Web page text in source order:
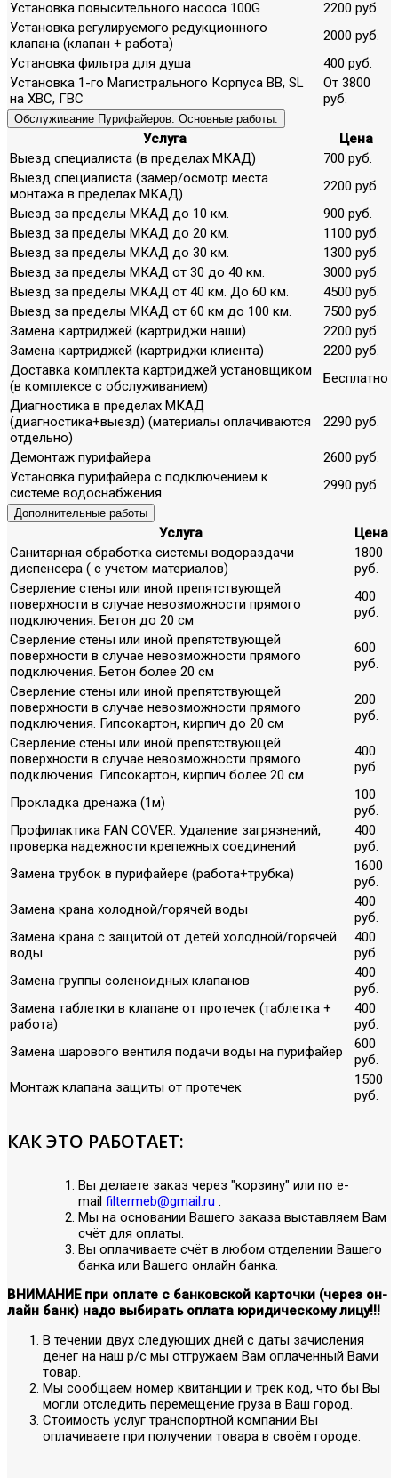
Установка повысительного насоса 100G
2200 руб.
Установка регулируемого редукционного
клапана (клапан + работа)
2000 руб.
Установка фильтра для душа
400 руб.
Установка 1-го Магистрального Корпуса ВВ, SL
на ХВС, ГВС
От 3800
руб.
Обслуживание Пурифайеров. Основные работы.
Услуга
Цена
Выезд специалиста (в пределах МКАД)
700 руб.
Выезд специалиста (замер/осмотр места
монтажа в пределах МКАД)
2200 руб.
Выезд за пределы МКАД до 10 км.
900 руб.
Выезд за пределы МКАД до 20 км.
1100 руб.
Выезд за пределы МКАД до 30 км.
1300 руб.
Выезд за пределы МКАД от 30 до 40 км.
3000 руб.
Выезд за пределы МКАД от 40 км. До 60 км.
4500 руб.
Выезд за пределы МКАД от 60 км до 100 км.
7500 руб.
Замена картриджей (картриджи наши)
2200 руб.
Замена картриджей (картриджи клиента)
2200 руб.
Доставка комплекта картриджей установщиком
(в комплексе с обслуживанием)
Бесплатно
Диагностика в пределах МКАД
(диагностика+выезд) (материалы оплачиваются
отдельно)
2290 руб.
Демонтаж пурифайера
2600 руб.
Установка пурифайера с подключением к
системе водоснабжения
2990 руб.
Дополнительные работы
Услуга
Цена
Санитарная обработка системы водораздачи
диспенсера ( с учетом материалов)
1800
руб.
Сверление стены или иной препятствующей
поверхности в случае невозможности прямого
подключения. Бетон до 20 см
400
руб.
Сверление стены или иной препятствующей
поверхности в случае невозможности прямого
подключения. Бетон более 20 см
600
руб.
Сверление стены или иной препятствующей
поверхности в случае невозможности прямого
подключения. Гипсокартон, кирпич до 20 см
200
руб.
Сверление стены или иной препятствующей
поверхности в случае невозможности прямого
подключения. Гипсокартон, кирпич более 20 см
400
руб.
Прокладка дренажа (1м)
100
руб.
Профилактика FAN COVER. Удаление загрязнений,
проверка надежности крепежных соединений
400
руб.
Замена трубок в пурифайере (работа+трубка)
1600
руб.
Замена крана холодной/горячей воды
400
руб.
Замена крана с защитой от детей холодной/горячей
воды
400
руб.
Замена группы соленоидных клапанов
400
руб.
Замена таблетки в клапане от протечек (таблетка +
работа)
400
руб.
Замена шарового вентиля подачи воды на пурифайер
600
руб.
Монтаж клапана защиты от протечек
1500
руб.
КАК ЭТО РАБОТАЕТ:
Вы делаете заказ через "корзину" или по е-
mail filtermeb@gmail.ru .
Мы на основании Вашего заказа выставляем Вам
счёт для оплаты.
Вы оплачиваете счёт в любом отделении Вашего
банка или Вашего онлайн банка.
ВНИМАНИЕ при оплате с банковской карточки (через он-
лайн банк) надо выбирать оплата юридическому лицу!!!
В течении двух следующих дней с даты зачисления
денег на наш р/с мы отгружаем Вам оплаченный Вами
товар.
Мы сообщаем номер квитанции и трек код, что бы Вы
могли отследить перемещение груза в Ваш город.
Стоимость услуг транспортной компании Вы
оплачиваете при получении товара в своём городе.